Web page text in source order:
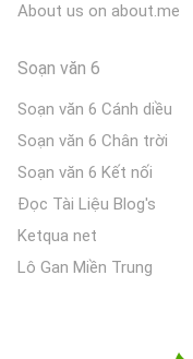
About us on about.me
Soạn văn 6
Soạn văn 6 Cánh diều
Soạn văn 6 Chân trời
Soạn văn 6 Kết nối
Đọc Tài Liệu Blog's
Ketqua net
Lô Gan Miền Trung